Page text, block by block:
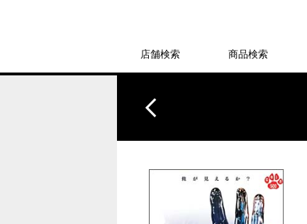
店舗検索 商品検索